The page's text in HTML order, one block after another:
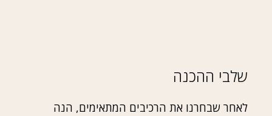
שלבי ההכנה
לאחר שבחרנו את הרכיבים המתאימים, הנה